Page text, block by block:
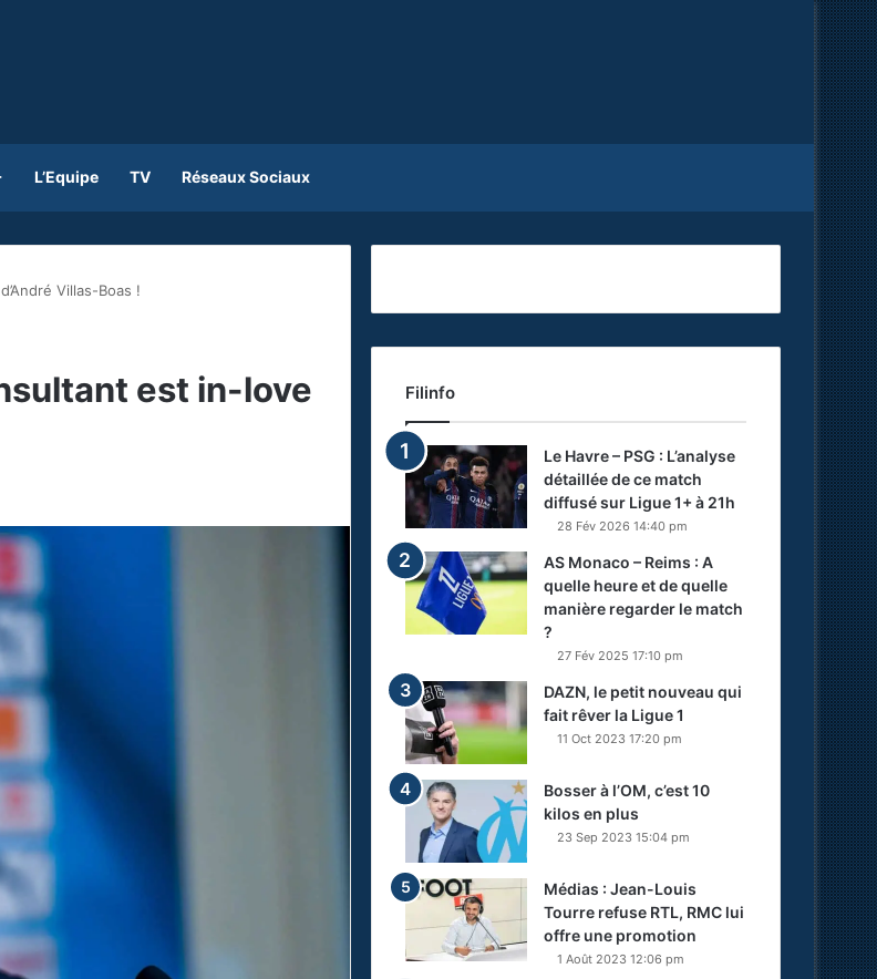
L’Equipe TV Réseaux Sociaux
Villas-Boas !
est in-love
Filinfo
Le Havre – PSG : L’analyse
détaillée de ce match
diffusé sur Ligue 1+ à 21h
28 Fév 2026 14:40 pm
AS Monaco – Reims : A
quelle heure et de quelle
manière regarder le match
?
27 Fév 2025 17:10 pm
DAZN, le petit nouveau qui
fait rêver la Ligue 1
11 Oct 2023 17:20 pm
Bosser à l’OM, c’est 10
kilos en plus
23 Sep 2023 15:04 pm
Médias : Jean-Louis
Tourre refuse RTL, RMC lui
offre une promotion
1 Août 2023 12:06 pm